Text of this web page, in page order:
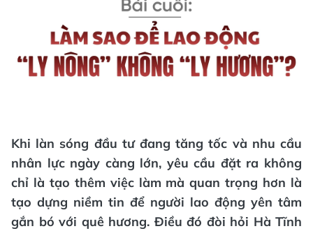
Khi làn sóng đầu tư đang tăng tốc và nhu cầu
nhân lực ngày càng lớn, yêu cầu đặt ra không
chỉ là tạo thêm việc làm mà quan trọng hơn là
tạo dựng niềm tin để người lao động yên tâm
gắn bó với quê hương. Điều đó đòi hỏi Hà Tĩnh